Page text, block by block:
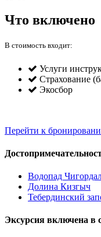
Что включено
В стоимость входит:
Услуги
Страхование
Экосбор
Перейти к
Водопад
Долина Кизгыч
Тебердинский
Эксурсия включена в